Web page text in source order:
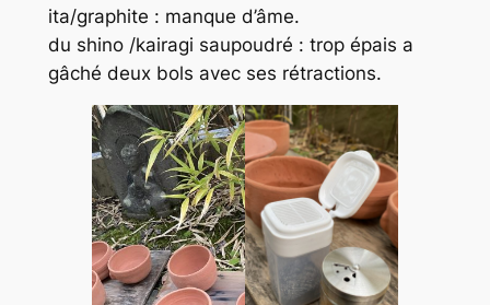
ita/graphite : manque d’âme.
du shino /kairagi saupoudré : trop épais a
gâché deux bols avec ses rétractions.